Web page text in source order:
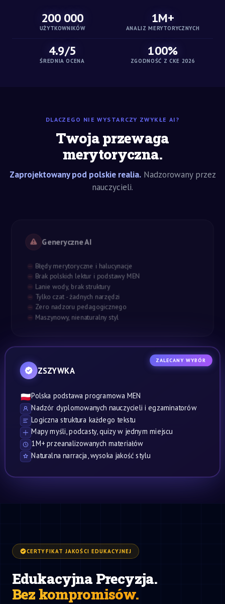
200 000
UŻYTKOWNIKÓW
1M+
ANALIZ MERYTORYCZNYCH
4.9/5
ŚREDNIA OCENA
100%
ZGODNOŚĆ Z CKE 2026
DLACZEGO NIE WYSTARCZY ZWYKŁE AI?
Twoja przewaga
merytoryczna.
Zaprojektowany pod polskie realia.Nadzorowany przez
nauczycieli.
Generyczne AI
Błędy merytoryczne i halucynacje
Brak polskich lektur i podstawy MEN
Lanie wody, brak struktury
Tylko czat - żadnych narzędzi
Zero nadzoru pedagogicznego
Maszynowy, nienaturalny styl
ZALECANY WYBÓR
ZSZYWKA
🇵🇱Polska podstawa programowa MEN
Nadzór dyplomowanych nauczycieli i egzaminatorów
Logiczna struktura każdego tekstu
Mapy myśli, podcasty, quizy w jednym miejscu
1M+ przeanalizowanych materiałów
Naturalna narracja, wysoka jakość stylu
CERTYFIKAT JAKOŚCI EDUKACYJNEJ
Edukacyjna Precyzja.
Bez kompromisów.